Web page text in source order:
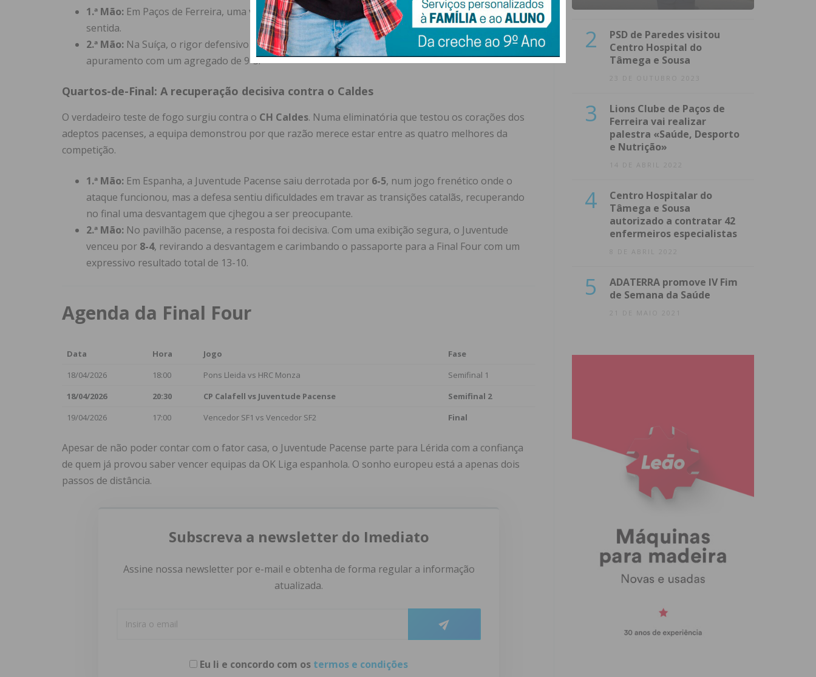
1.ª Mão: Em Paços de Ferreira, uma vitória folgada por
deixou a eliminatória praticamente
sentida.
2.ª Mão: Na Suíça, o rigor defensivo imperou, com um triunfo seguro por0-1 , selando o
apuramento com um agregado de 9-3.
Quartos-de-Final: A recuperação decisiva contra o Caldes
O verdadeiro teste de fogo surgiu contra o CH Caldes. Numa eliminatória que testou os corações dos
adeptos pacenses, a equipa demonstrou por que razão merece estar entre as quatro melhores da
competição.
1.ª Mão: Em Espanha, a Juventude Pacense saiu derrotada por 6-5, num jogo frenético onde o
ataque funcionou, mas a defesa sentiu dificuldades em travar as transições catalãs, recuperando
no final uma desvantagem que cjhegou a ser preocupante.
2.ª Mão: No pavilhão pacense, a resposta foi decisiva. Com uma exibição segura, o Juventude
venceu por 8-4, revirando a desvantagem e carimbando o passaporte para a Final Four com um
expressivo resultado total de 13-10.
Agenda da Final Four
Data Hora Jogo
Fase
18/04/2026
18:00 Pons Lleida vs HRC Monza
Semifinal 1
18/04/2026
20:30 CP Calafell vs Juventude Pacense
Semifinal 2
19/04/2026
17:00 Vencedor SF1 vs Vencedor SF2 Final
Apesar de não poder contar com o fator casa, o Juventude Pacense parte para Lérida com a confiança
de quem já provou saber vencer equipas da OK Liga espanhola. O sonho europeu está a apenas dois
passos de distância.
Subscreva a newsletter do Imediato
Assine nossa newsletter por e-mail e obtenha de forma regular a informação
atualizada.
Eu li e concordo com os termos e condições
2
PSD de Paredes visitou
Centro Hospital do
Tâmega e Sousa
23 DE OUTUBRO 2023
3
Lions Clube de Paços de
Ferreira vai realizar
palestra «Saúde, Desporto
e Nutrição»
14 DE ABRIL 2022
4
Centro Hospitalar do
Tâmega e Sousa
autorizado a contratar 42
enfermeiros especialistas
8 DE ABRIL 2022
5
ADATERRA promove IV Fim
de Semana da Saúde
21 DE MAIO 2021